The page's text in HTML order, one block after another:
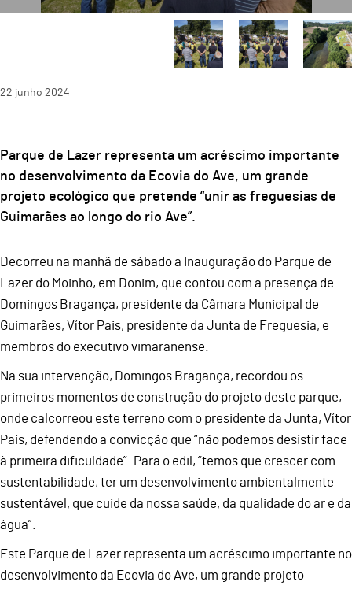
22 junho 2024
Parque de Lazer representa um acréscimo importante
no desenvolvimento da Ecovia do Ave, um grande
projeto ecológico que pretende “unir as freguesias de
Guimarães ao longo do rio Ave”.
Decorreu na manhã de sábado a Inauguração do Parque de
Lazer do Moinho, em Donim, que contou com a presença de
Domingos Bragança, presidente da Câmara Municipal de
Guimarães, Vítor Pais, presidente da Junta de Freguesia, e
membros do executivo vimaranense.
Na sua intervenção, Domingos Bragança, recordou os
primeiros momentos de construção do projeto deste parque,
onde calcorreou este terreno com o presidente da Junta, Vítor
Pais, defendendo a convicção que “não podemos desistir face
à primeira dificuldade”. Para o edil, “temos que crescer com
sustentabilidade, ter um desenvolvimento ambientalmente
sustentável, que cuide da nossa saúde, da qualidade do ar e da
água”.
Este Parque de Lazer representa um acréscimo importante no
desenvolvimento da Ecovia do Ave, um grande projeto